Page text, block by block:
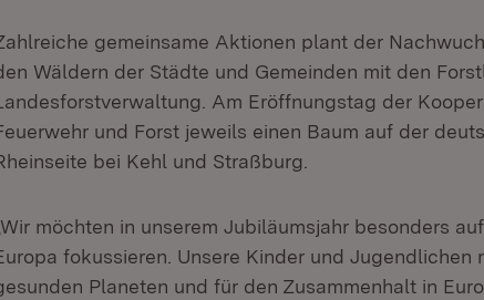
gemeinsame Aktionen plant der
Wäldern der Städte und Gemeinden mit den
Am Eröffnungstag der
und Forst jeweils einen Baum auf der
bei Kehl und Straßburg.
„Wir möchten in unserem Jubiläumsjahr besonders
fokussieren. Unsere Kinder und Jugendlichen
Planeten und für den Zusammenhalt in